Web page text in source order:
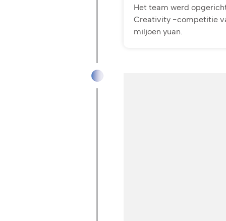
Het team werd
Creativity -competitie
miljoen yuan.